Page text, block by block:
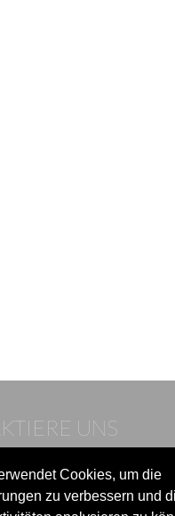
Cookies, um die
zu verbessern und
UNS
einen Account hast, melde
unser Hilfe- und
Kontaktwechseln